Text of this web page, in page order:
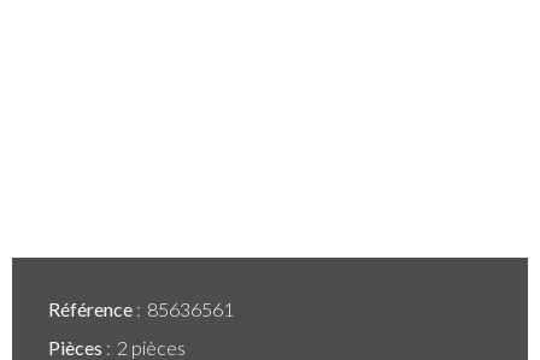
Référence
85636561
Pièces
2 pièces